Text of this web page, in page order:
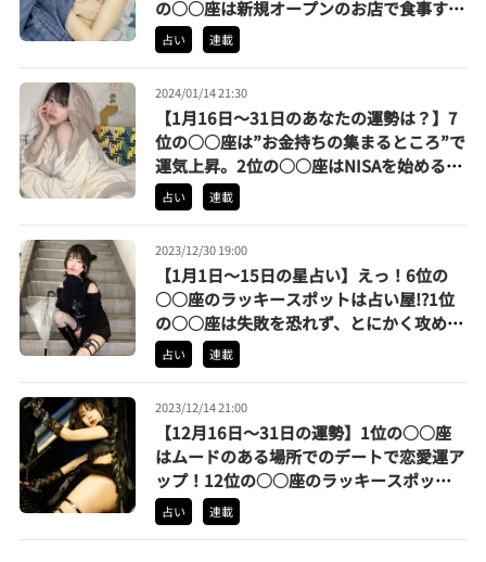
の○○座は新規オープンのお店で食事する
とさらに運気上昇 | 辰巳シーナのなんとな
く占い
占い 連載
2024/01/14 21:30
【1月16日〜31日のあなたの運勢は？】7
位の○○座は”お金持ちの集まるところ”で
運気上昇。2位の○○座はNISAを始めると
金運アップ | 辰巳シーナのなんとなく占い
占い 連載
2023/12/30 19:00
【1月1日〜15日の星占い】えっ！6位の
○○座のラッキースポットは占い屋!?1位
の○○座は失敗を恐れず、とにかく攻めま
くっちゃえ♡ | 辰巳シーナのなんとなく占
い
占い 連載
2023/12/14 21:00
【12月16日〜31日の運勢】1位の○○座
はムードのある場所でのデートで恋愛運ア
ップ！12位の○○座のラッキースポット
はみんなが大好きなあの場所 | 辰巳シーナ
のなんとなく占い
占い 連載